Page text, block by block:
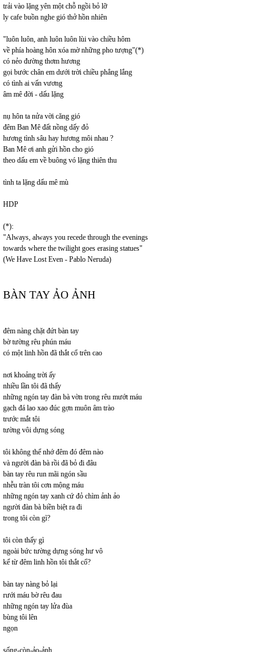
trải vào lặng yên một chỗ ngồi bỏ lỡ
ly cafe buồn nghe gió thở hồn nhiên
"luôn luôn, anh luôn luôn lùi vào chiều hôm
về phía hoàng hôn xóa mờ những pho tượng"(*)
có nẻo đường thơm hương
gọi bước chân em dưới trời chiều phẳng lắng
có tình ai vấn vương
âm mê đời - dấu lặng
nụ hôn ta nửa vời căng gió
đêm Ban Mê đất nồng dấy đỏ
hương tình sâu hay hương môi nhau ?
Ban Mê ơi anh gửi hồn cho gió
theo dấu em về buông vó lặng thiên thu
tình ta lặng dấu mê mù
HDP
(*):
"Always, always you recede through the evenings
towards where the twilight goes erasing statues"
(We Have Lost Even - Pablo Neruda)
BÀN TAY ẢO ẢNH
đêm nàng chặt đứt bàn tay
bờ tường rêu phún máu
có một linh hồn đã thắt cổ trên cao
nơi khoảng trời ấy
nhiều lần tôi đã thấy
những ngón tay đàn bà vờn trong rêu mướt máu
gạch đá lao xao đúc gợn muôn âm trào
trước mắt tôi
tường vôi dựng sóng
tôi không thể nhớ đêm đó đêm nào
và người đàn bà rồi đã bỏ đi đâu
bàn tay rêu run mãi ngón sầu
nhễu tràn tôi cơn mộng máu
những ngón tay xanh cứ đỏ chìm ảnh ảo
người đàn bà biền biệt ra đi
trong tôi còn gì?
tôi còn thấy gì
ngoài bức tường dựng sóng hư vô
kể từ đêm linh hồn tôi thắt cổ?
bàn tay nàng bỏ lại
rưới máu bờ rêu đau
những ngón tay lửa đùa
bùng tôi lên
ngọn
sống-còn-ảo-ảnh